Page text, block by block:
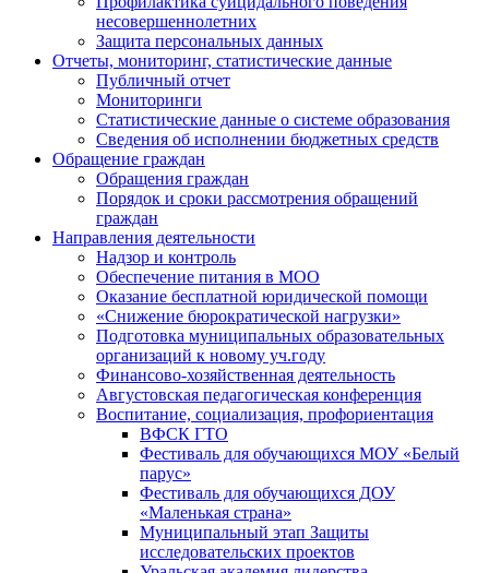
несовершеннолетних
Защита персональных данных
Отчеты, мониторинг, статистические данные
Публичный отчет
Мониторинги
Статистические данные о системе образования
Сведения об исполнении бюджетных средств
Обращение граждан
Обращения граждан
Порядок и сроки рассмотрения обращений
граждан
Направления деятельности
Надзор и контроль
Обеспечение питания в МОО
Оказание бесплатной юридической помощи
«Снижение бюрократической нагрузки»
Подготовка муниципальных образовательных
организаций к новому уч.году
Финансово-хозяйственная деятельность
Августовская педагогическая конференция
Воспитание, социализация, профориентация
ВФСК ГТО
Фестиваль для обучающихся МОУ «Белый
парус»
Фестиваль для обучающихся ДОУ
«Маленькая страна»
Муниципальный этап Защиты
исследовательских проектов